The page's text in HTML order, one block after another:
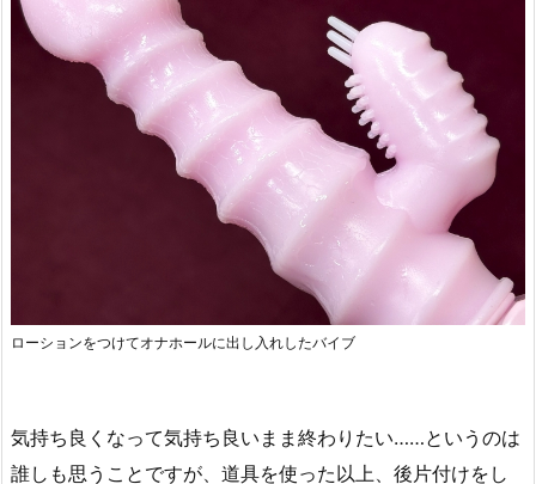
ローションをつけてオナホールに出し入れしたバイブ
気持ち良くなって気持ち良いまま終わりたい……というのは
誰しも思うことですが、道具を使った以上、後片付けをし